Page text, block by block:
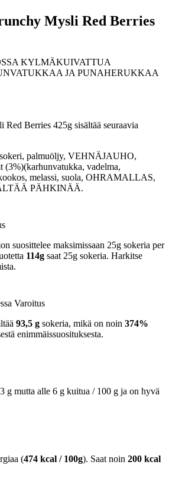
Mysli Red Berries
KYLMÄKUIVATTUA
JA PUNAHERUKKAA
Berries 425g sisältää seuraavia
palmuöljy, VEHNÄJAUHO,
(3%)(karhunvatukka, vadelma,
melassi, suola, OHRAMALLAS,
PÄHKINÄÄ.
suosittelee maksimissaan 25g sokeria per
114g saat 25g sokeria. Harkitse
Varoitus
93,5 g sokeria, mikä on noin 374%
enimmäissuosituksesta.
g mutta alle 6 g kuitua / 100 g ja on hyvä
(474 kcal / 100g). Saat noin 200 kcal